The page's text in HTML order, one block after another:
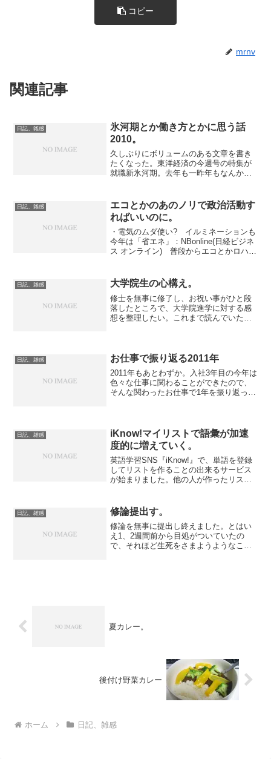
コピー
mrnv
関連記事
日記、雑感
氷河期とか働き方とかに思う話
2010。
久しぶりにボリュームのある文章を書き
たくなった。東洋経済の今週号の特集が
就職新氷河期。去年も一昨年もなんか
が増えて、採用活動のコスト（お金より
も人と時間）が重い。説明会...
日記、雑感
エコとかのあのノリで政治活動す
ればいいのに。
・電気のムダ使い? イルミネーションも
今年は「省エネ」：NBonline(日経ビジネ
ス オンライン) 普段からエコとかロハス
ントの特集をするとか、どんだけダブル
スタンダ...
日記、雑感 大学院生の心構え。
修士を無事に修了し、お祝い事がひと段
落したところで、大学院進学に対する感
想を整理したい。これまで読んでいた大
今回は大学院生の心構えに...
日記、雑感 お仕事で振り返る2011年
2011年もあとわずか。入社3年目の今年は
色々な仕事に関わることができたので、
そんな関わったお仕事で1年を振り返って
した。マンション...
日記、雑感
iKnow!マイリストで語彙が加速
度的に増えていく。
英語学習SNS『iKnow!』で、単語を登録
してリストを作ることの出来るサービス
が始まりました。他の人が作ったリスト
開当初から人気を集めているのがこ
れ。・Stev...
日記、雑感 修論提出す。
修論を無事に提出し終えました。とはい
え1、2週間前から目処がついていたの
で、それほど生死をさまようようなこと
夏カレー。
後付け野菜カレー
ホーム 日記、雑感